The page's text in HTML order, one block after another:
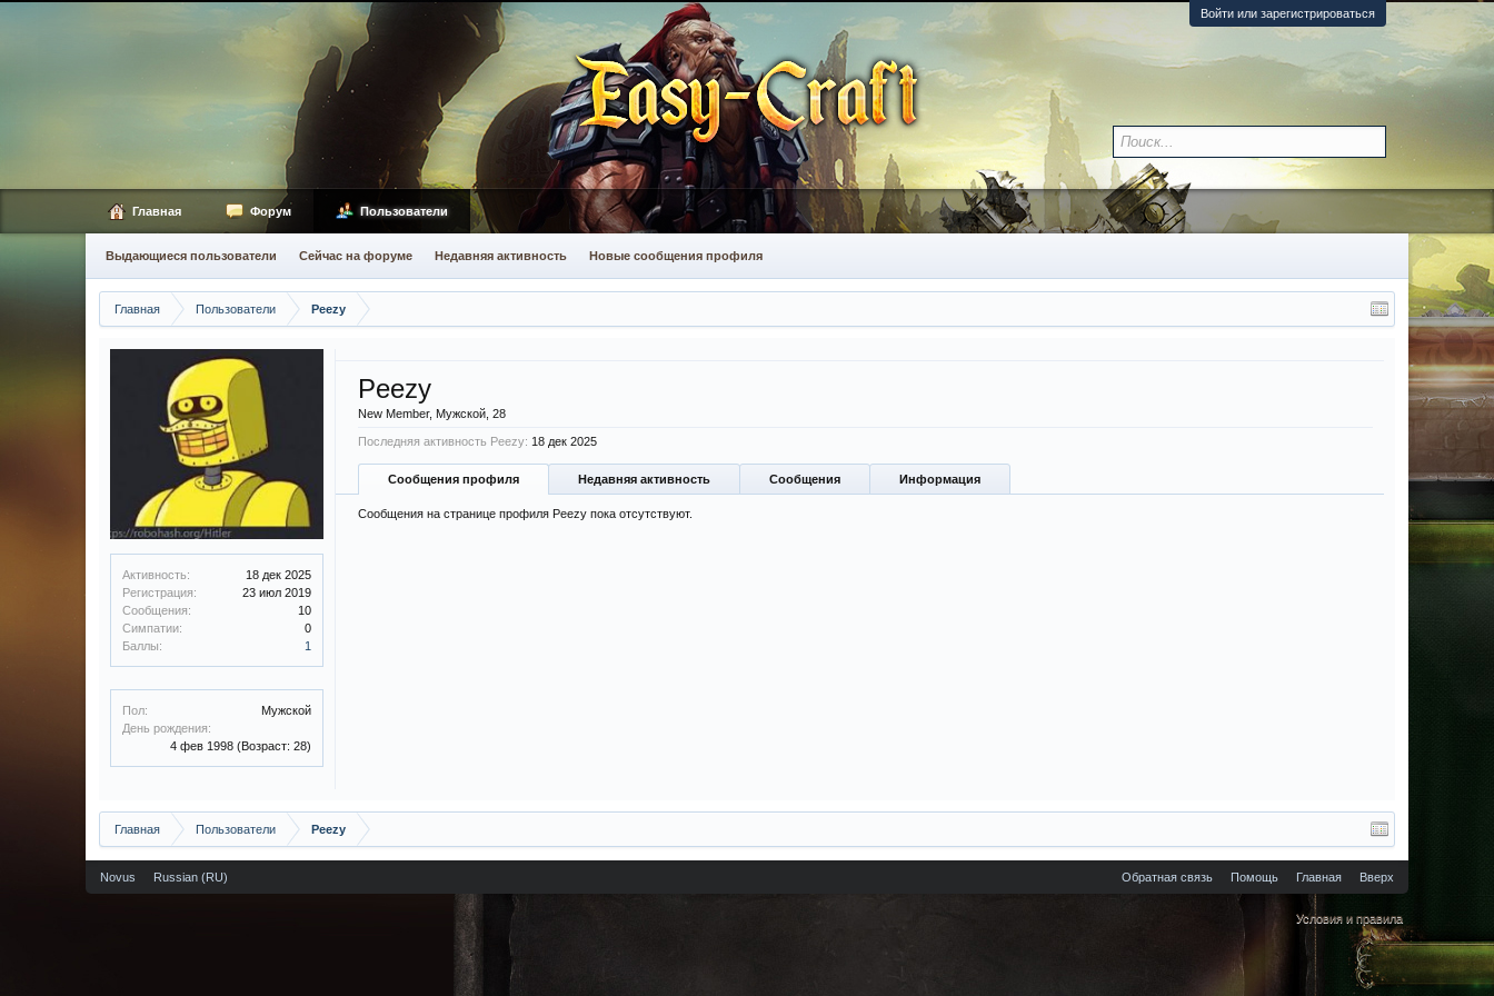
Войти или зарегистрироваться
Главная Пользователи Peezy
Активность:
18 дек 2025
Регистрация:
23 июл 2019
Сообщения:
10
Симпатии:
0
Баллы:
1
Пол:
Мужской
День рождения:
4 фев 1998 (Возраст: 28)
Peezy
New Member, Мужской, 28
Последняя активность Peezy: 18 дек 2025
Сообщения профиля Недавняя активность Сообщения Информация
Сообщения на странице профиля Peezy пока отсутствуют.
Главная Пользователи Peezy
Главная Форум Пользователи
Выдающиеся пользователи Сейчас на форуме Недавняя активность Новые сообщения профиля
Novus Russian (RU) Обратная связь Помощь Главная Вверх
Условия и правила